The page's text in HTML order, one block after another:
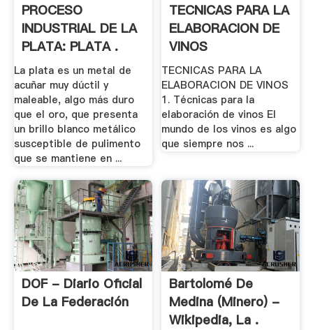
PROCESO
INDUSTRIAL DE LA
PLATA: PLATA .
La plata es un metal de
acuñar muy dúctil y
maleable, algo más duro
que el oro, que presenta
un brillo blanco metálico
susceptible de pulimento
que se mantiene en ...
TECNICAS PARA LA
ELABORACION DE
VINOS
TECNICAS PARA LA
ELABORACION DE VINOS
1. Técnicas para la
elaboración de vinos El
mundo de los vinos es algo
que siempre nos ...
DOF - Diario Oficial
De La Federación
Bartolomé De
Medina (minero) -
Wikipedia, La .